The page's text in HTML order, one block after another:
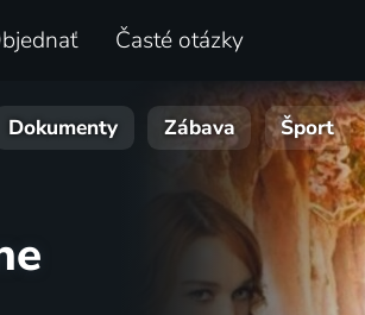
Časté otázky
Dokumenty Zábava Šport